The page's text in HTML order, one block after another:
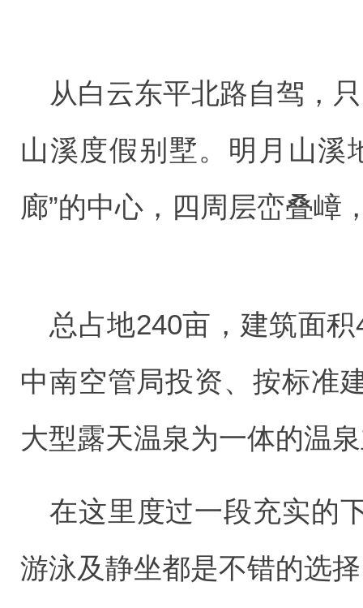
从白云东平北路自驾，
山溪度假别墅。明月山溪
廊”的中心，四周层峦叠嶂
总占地240亩，建筑面
中南空管局投资、按标准
大型露天温泉为一体的温
在这里度过一段充实的
游泳及静坐都是不错的选